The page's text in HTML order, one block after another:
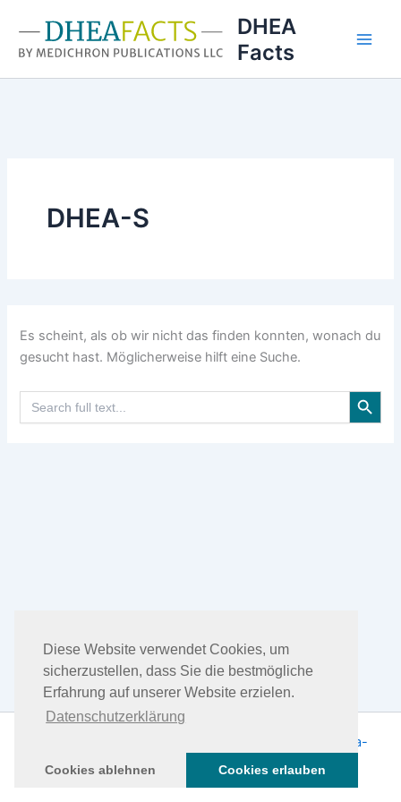
Diese Website verwendet Cookies, um
sicherzustellen, dass Sie die bestmögliche
Erfahrung auf unserer Website erzielen.
Datenschutzerklärung
Cookies ablehnen Cookies erlauben
Inhalt
springen
DHEA
Facts
DHEA-S
Es scheint, als ob wir nicht das finden konnten, wonach du
gesucht hast. Möglicherweise hilft eine Suche.
Search
for:
Search Button
Astra-
WordPress-Theme